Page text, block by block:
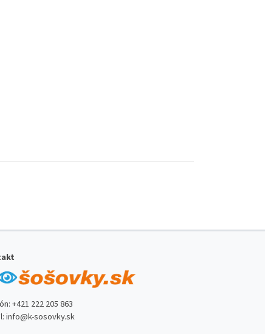
+421 222 205 863
info@k-sosovky.sk